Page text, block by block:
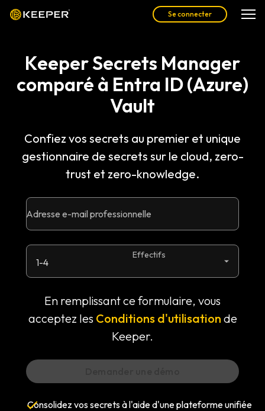
Se connecter
Keeper Secrets Manager
comparé à Entra ID (Azure)
Vault
Confiez vos secrets au premier et unique
gestionnaire de secrets sur le cloud, zero-
trust et zero-knowledge.
Adresse e-mail professionnelle
1-4
Effectifs
En remplissant ce formulaire, vous
acceptez les Conditions d'utilisation de
Keeper.
Consolidez vos secrets à l'aide d'une plateforme unifiée